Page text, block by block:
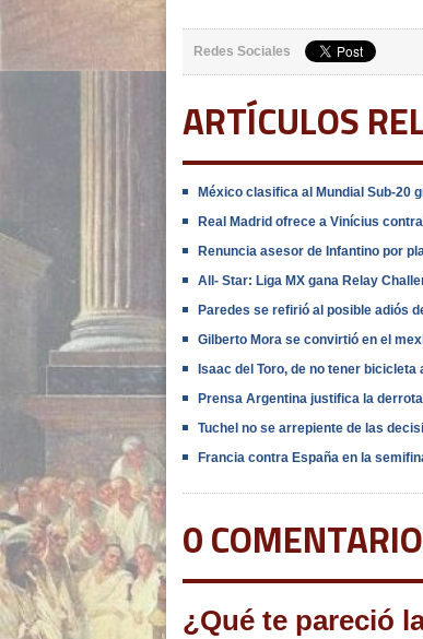
Redes Sociales
ARTÍCULOS
México clasifica al Mundial Sub-20
Real Madrid ofrece a Vinícius
Renuncia asesor de Infantino por
All- Star: Liga MX gana Relay
Paredes se refirió al posible adiós
Gilberto Mora se convirtió en el
Isaac del Toro, de no tener bicicleta
Prensa Argentina justifica la
Tuchel no se arrepiente de las
Francia contra España en la
0
¿Qué te pareció